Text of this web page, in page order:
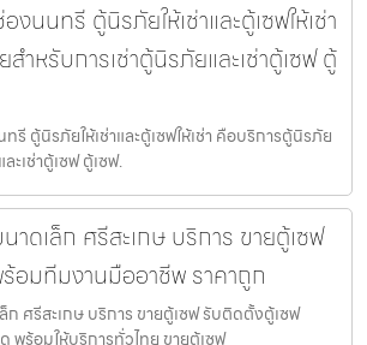
งนนทรี ตู้นิรภัยให้เช่าและตู้เซฟให้เช่า
ำหรับการเช่าตู้นิรภัยและเช่าตู้เซฟ ตู้
รี ตู้นิรภัยให้เช่าและตู้เซฟให้เช่า คือบริการตู้นิรภัย
ะเช่าตู้เซฟ ตู้เซฟ.
าดเล็ก ศรีสะเกษ บริการ ขายตู้เซฟ
อมทีมงานมืออาชีพ ราคาถูก
ก ศรีสะเกษ บริการ ขายตู้เซฟ รับติดตั้งตู้เซฟ
ร้อมให้บริการทั่วไทย ขายตู้เซฟ